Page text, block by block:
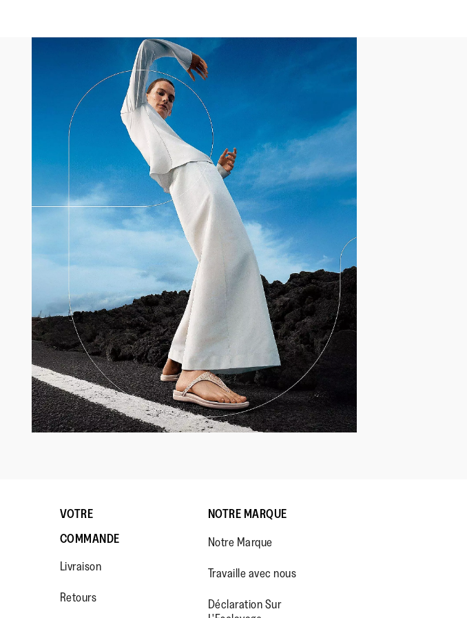
VOTRE
COMMANDE
Livraison
Retours
NOTRE MARQUE
Notre Marque
Travaille avec nous
Déclaration Sur